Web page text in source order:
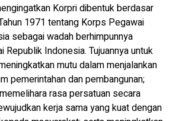
Korpri dibentuk berdasar
1971 tentang Korps Pegawai
sebagai wadah berhimpunnya
Republik Indonesia. Tujuannya untuk
mutu dalam menjalankan
pemerintahan dan pembangunan;
rasa persatuan secara
kerja sama yang kuat dengan